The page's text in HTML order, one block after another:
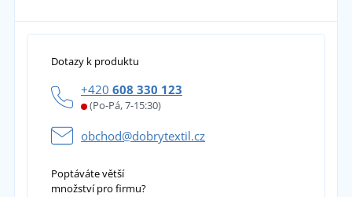
Dotazy k produktu
+420 608 330 123
(Po-Pá, 7-15:30)
obchod@dobrytextil.cz
Poptáváte větší
množství pro firmu?